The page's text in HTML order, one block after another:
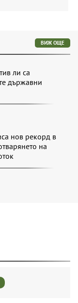
ВИЖ ОЩЕ
ли са
държавни
нов рекорд в
на